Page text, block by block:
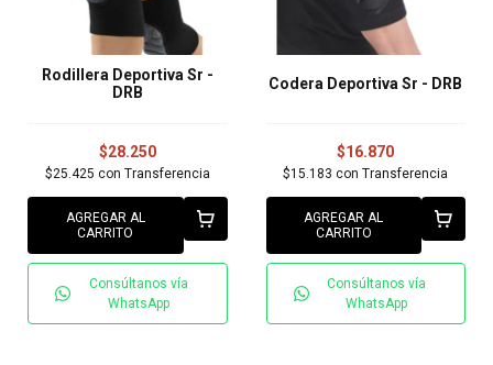
Rodillera Deportiva Sr -
DRB
$28.250
$25.425 con Transferencia
AGREGAR AL
CARRITO
Consúltanos vía
WhatsApp
Codera Deportiva Sr - DRB
$16.870
$15.183con Transferencia
AGREGAR AL
CARRITO
Consúltanos vía
WhatsApp